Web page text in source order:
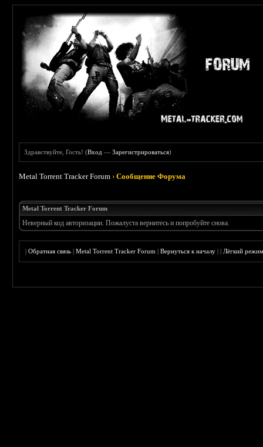
Здравствуйте, Гость! (Вход —Зарегистрироваться)
Metal Torrent Tracker Forum ›Сообщение Форума
Metal Torrent Tracker Forum
Неверный код авторизации. Пожалуста вернитесь и попробуйте снова.
|Обратная связь |Metal Torrent Tracker Forum |Вернуться к началу ||Лёгкий